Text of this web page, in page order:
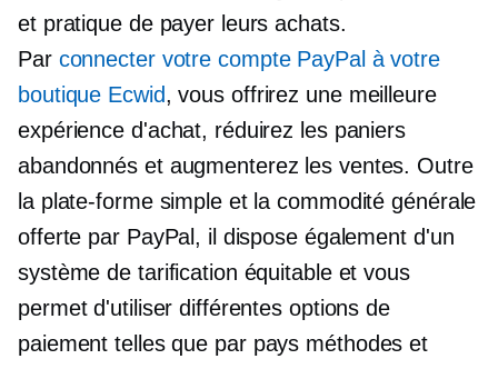
et pratique de payer leurs achats.
Par connecter votre compte PayPal à votre
boutique Ecwid, vous offrirez une meilleure
expérience d'achat, réduirez les paniers
abandonnés et augmenterez les ventes. Outre
la plate-forme simple et la commodité générale
offerte par PayPal, il dispose également d'un
système de tarification équitable et vous
permet d'utiliser différentes options de
paiement telles que par pays méthodes et